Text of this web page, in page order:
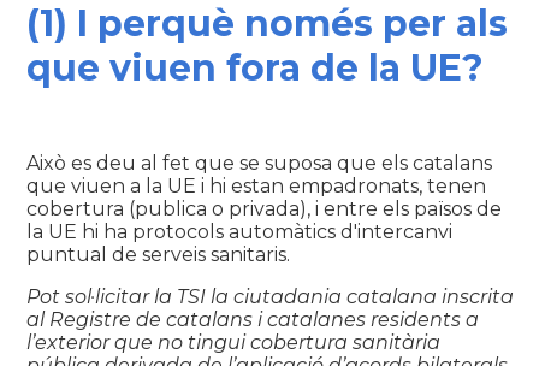
(1) I perquè només per als
que viuen fora de la UE?
Això es deu al fet que se suposa que els catalans
que viuen a la UE i hi estan empadronats, tenen
cobertura (publica o privada), i entre els països de
la UE hi ha protocols automàtics d'intercanvi
puntual de serveis sanitaris.
Pot sol·licitar la TSI la ciutadania catalana inscrita
al Registre de catalans i catalanes residents a
l’exterior que no tingui cobertura sanitària